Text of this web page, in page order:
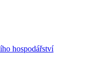
hospodářství